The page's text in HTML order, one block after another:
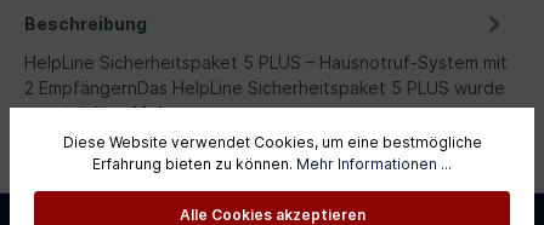
Beschreibung
HelpLine Sicherheitspaket 5 PLUS – Hausnotruf-System mit
2 EmpfängernDas HelpLine Sicherheitspaket 5 PLUS wurde
speziell für…Mehr
Diese Website verwendet Cookies, um eine bestmögliche
Erfahrung bieten zu können. Mehr Informationen ...
Alle Cookies akzeptieren